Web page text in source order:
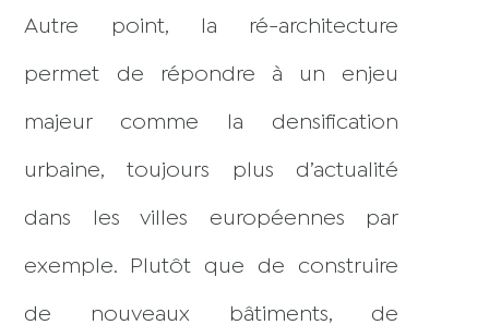
Autre point, la ré-architecture
permet de répondre à un enjeu
majeur comme la densification
urbaine, toujours plus d’actualité
dans les villes européennes par
exemple. Plutôt que de construire
de nouveaux bâtiments, de